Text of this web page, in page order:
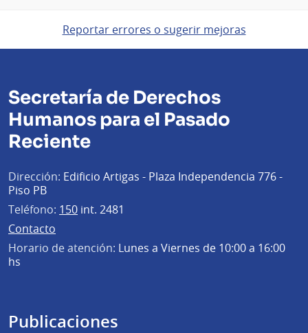
Reportar errores o sugerir mejoras
Secretaría de Derechos
Humanos para el Pasado
Reciente
Dirección: Edificio Artigas - Plaza Independencia 776 -
Piso PB
Teléfono: 150 int. 2481
Contacto
Horario de atención: Lunes a Viernes de 10:00 a 16:00
hs
Publicaciones